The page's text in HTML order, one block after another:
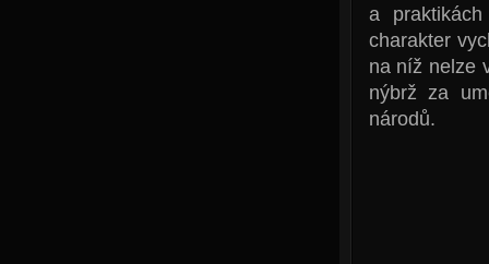
a
charakter
na níž nelze
nýbrž za
národů.